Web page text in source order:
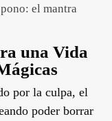
el mantra
una Vida
por la culpa, el
poder borrar